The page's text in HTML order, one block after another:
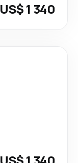
US$ 1 340